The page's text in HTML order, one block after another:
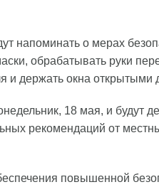
напоминать о мерах
обрабатывать руки
и держать окна открытыми
18 мая, и будут
рекомендаций от
повышенной